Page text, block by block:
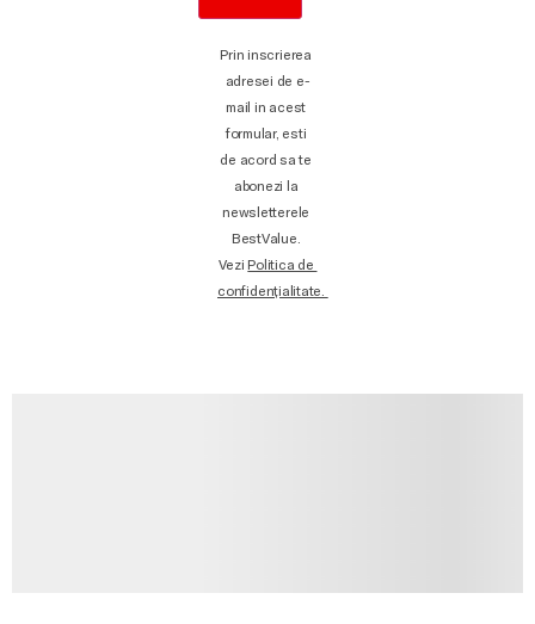
Prin inscrierea
adresei de e-
mail in acest
formular, esti
de acord sa te
abonezi la
newsletterele
BestValue.
Vezi Politica de
confidențialitate.